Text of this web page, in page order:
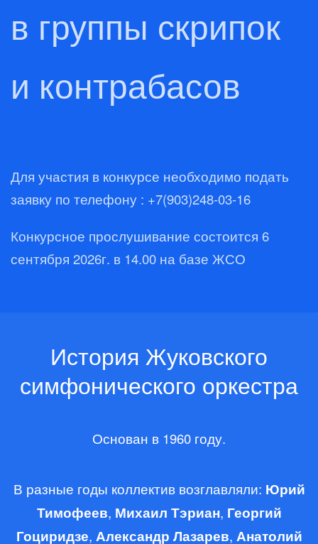
в группы скрипок
и контрабасов
Для участия в конкурсе необходимо подать
заявку по телефону : +7(903)248-03-16
Конкурсное прослушивание состоится 6
сентября 2026г. в 14.00 на базе ЖСО
История Жуковского
симфонического оркестра
Основан в 1960 году.
В разные годы коллектив возглавляли: Юрий
Тимофеев, Михаил Тэриан, Георгий
Гоциридзе, Александр Лазарев, Анатолий